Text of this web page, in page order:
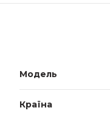
Модель
Країна